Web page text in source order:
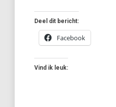
Deel dit bericht:
Facebook
Vind ik leuk: